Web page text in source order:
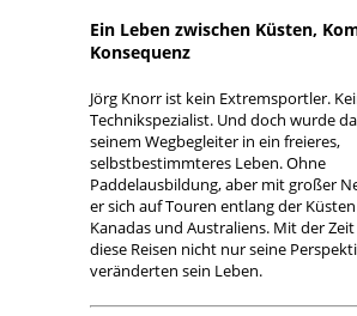
Ein Leben zwischen Küsten,
Konsequenz
Jörg Knorr ist kein Extremsportler.
Technikspezialist. Und doch wurde
seinem Wegbegleiter in ein freieres,
selbstbestimmteres Leben. Ohne
Paddelausbildung, aber mit großer
er sich auf Touren entlang der
Kanadas und Australiens. Mit der
diese Reisen nicht nur seine
veränderten sein Leben.